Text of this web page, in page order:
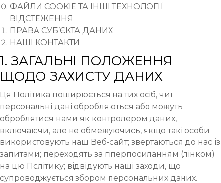
ФАЙЛИ COOKIE ТА ІНШІ ТЕХНОЛОГІЇ
ВІДСТЕЖЕННЯ
ПРАВА СУБ’ЄКТА ДАНИХ
НАШІ КОНТАКТИ
1. ЗАГАЛЬНІ ПОЛОЖЕННЯ
ЩОДО ЗАХИСТУ ДАНИХ
Ця Політика поширюється на тих осіб, чиї
персональні дані обробляються або можуть
оброблятися нами як контролером даних,
включаючи, але не обмежуючись, якщо такі особи
використовують наш Веб-сайт; звертаються до нас із
запитами; переходять за гіперпосиланням (лінком)
на цю Політику; відвідують наші заходи, що
супроводжується збором персональних даних.